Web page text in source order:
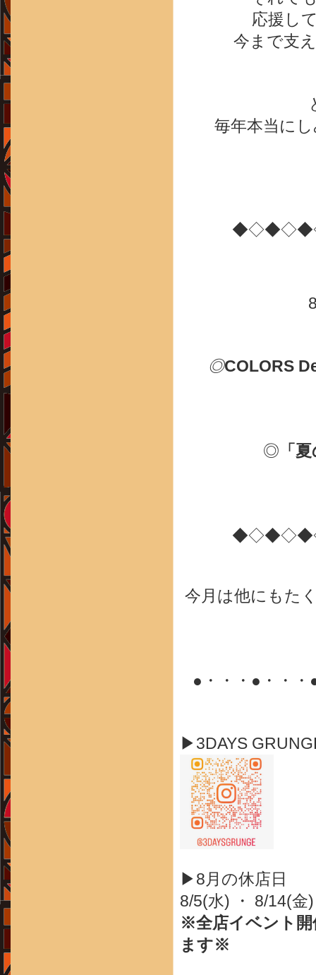
応援し
今まで支
毎年本当に
◎COLORS
◎ 「
今月は他にもた
●・・・●・・
▶3DAYS
▶8月の休店日
8/5(水) ・ 8/14(
※全店イベント開
ます※